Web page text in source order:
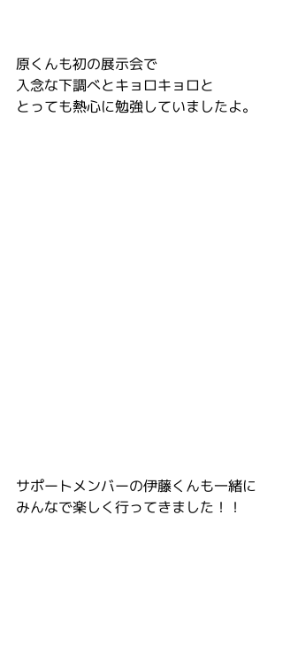
原くんも初の展示会で
入念な下調べとキョロキョロと
とっても熱心に勉強していましたよ。
サポートメンバーの伊藤くんも一緒に
みんなで楽しく行ってきました！！